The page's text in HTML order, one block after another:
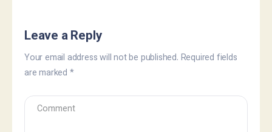
Leave a Reply
Your email address will not be published. Required fields
are marked *